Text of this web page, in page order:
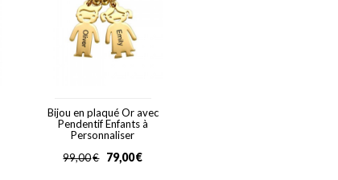
Bijou en plaqué Or avec
Pendentif Enfants à
Personnaliser
€
99,00 €
79,00